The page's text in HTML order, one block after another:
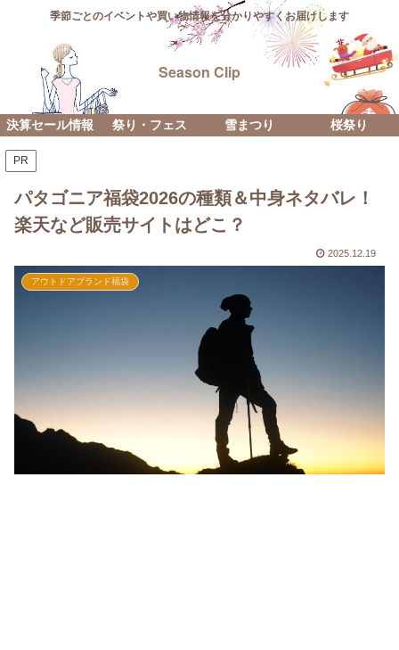
季節ごとのイベントや買い物情報を分かりやすくお届けします
Season Clip
決算セール情報 祭り・フェス 雪まつり 桜祭り
PR
パタゴニア福袋2026の種類＆中身ネタバレ！
楽天など販売サイトはどこ？
2025.12.19
アウトドアブランド福袋